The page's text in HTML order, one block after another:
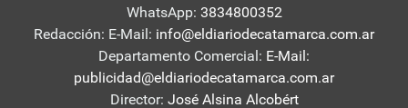
WhatsApp: 3834800352
Redacción: E-Mail: info@eldiariodecatamarca.com.ar
Departamento Comercial: E-Mail:
publicidad@eldiariodecatamarca.com.ar
Director: José Alsina Alcobért